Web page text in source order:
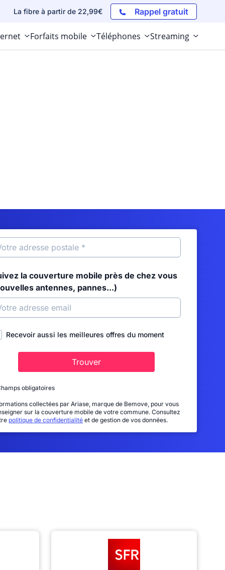
La fibre à partir de 22,99€ Rappel gratuit
Forfaits mobile Téléphones Streaming
la couverture mobile près de chez vous
antennes, pannes...)
Recevoir aussi les meilleures offres du moment
Trouver
obligatoires
collectées par Ariase, marque de Bemove, pour vous
sur la couverture mobile de votre commune. Consultez
politique de confidentialité et de gestion de vos données.